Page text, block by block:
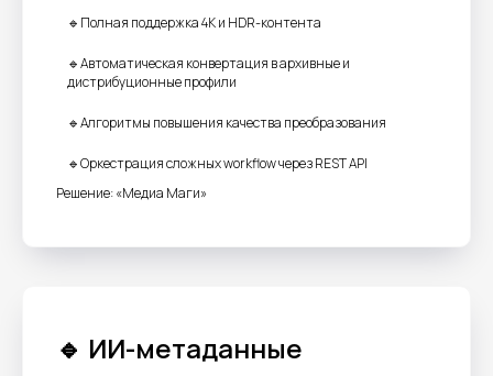
🔹Полная поддержка 4K и HDR-контента
🔹Автоматическая конвертация в архивные и
дистрибуционные профили
🔹Алгоритмы повышения качества преобразования
🔹Оркестрация сложных workflow через REST API
Решение: «Медиа Маги»
🔹 ИИ-метаданные
Совместимость с
основными отраслевыми
стандартами
существующих рабочих